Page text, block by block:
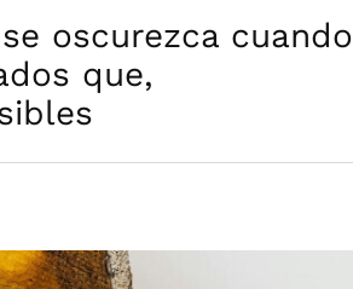
oscurezca cuando
que,